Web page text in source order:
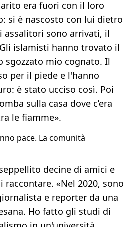
era fuori con il loro
si è nascosto con lui dietro
assalitori sono arrivati, il
islamisti hanno trovato il
sgozzato mio cognato. Il
per il piede e l'hanno
è stato ucciso così. Poi
sulla casa dove c’era
le fiamme».
pace. La comunità
decine di amici e
raccontare. «Nel 2020, sono
e reporter da una
Ho fatto gli studi di